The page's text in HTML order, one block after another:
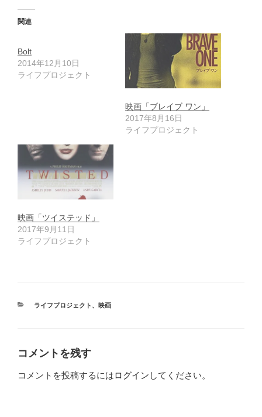
関連
Bolt
2014年12月10日
ライフプロジェクト
映画「ブレイブ ワン」
2017年8月16日
ライフプロジェクト
映画「ツイステッド」
2017年9月11日
ライフプロジェクト
カ
ライフプロジェクト 、 映画
コメントを残す
コメントを投稿するにはログイン してください。